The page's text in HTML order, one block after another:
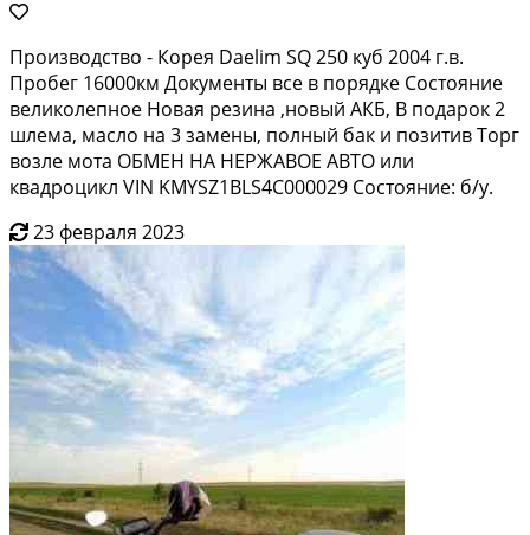
Производство - Корея Daelim SQ 250 куб 2004 г.в.
Пробег 16000км Документы все в порядке Состояние
великолепное Новая резина ,новый АКБ, В подарок 2
шлема, масло на 3 замены, полный бак и позитив Торг
возле мота ОБМЕН НА НЕРЖАВОЕ АВТО или
квадроцикл VIN KMYSZ1BLS4C000029 Состояние: б/у.
23 февраля 2023